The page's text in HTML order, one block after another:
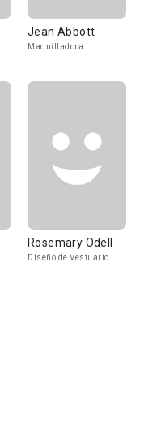
Jean Abbott
Maquilladora
Rosemary Odell
Diseño de Vestuario